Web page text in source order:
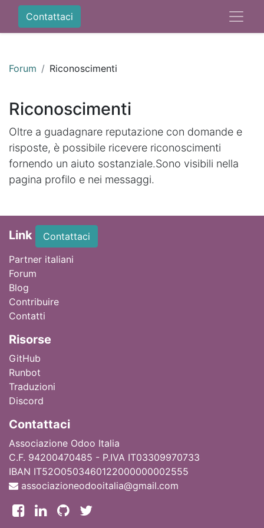
Contattaci
Forum Riconoscimenti
Riconoscimenti
Oltre a guadagnare reputazione con domande e
risposte, è possibile ricevere riconoscimenti
fornendo un aiuto sostanziale.Sono visibili nella
pagina profilo e nei messaggi.
Link
Contattaci
Partner italiani
Forum
Blog
Contribuire
Contatti
Risorse
GitHub
Runbot
Traduzioni
Discord
Contattaci
Associazione Odoo Italia
C.F. 94200470485 - P.IVA IT03309970733
IBAN IT52O0503460122000000002555
associazioneodooitalia@gmail.com